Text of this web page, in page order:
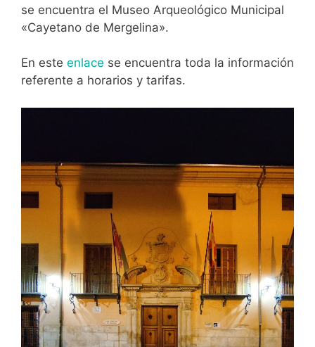
se encuentra el Museo Arqueológico Municipal
«Cayetano de Mergelina».
En este enlace se encuentra toda la información
referente a horarios y tarifas.